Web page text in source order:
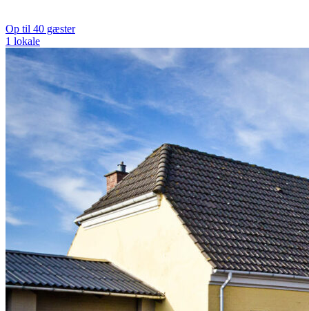
Op til 40 gæster
1 lokale